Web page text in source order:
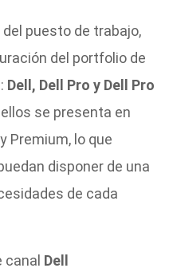
puesto de trabajo,
del portfolio de
Dell, Dell Pro y Dell Pro
se presenta en
Premium, lo que
disponer de una
de cada
Dell